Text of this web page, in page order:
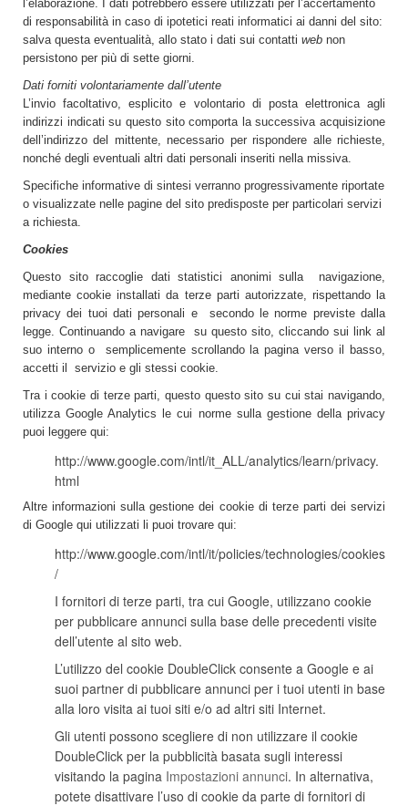
l’elaborazione. I dati potrebbero essere utilizzati per l’accertamento
di responsabilità in caso di ipotetici reati informatici ai danni del sito:
salva questa eventualità, allo stato i dati sui contatti web non
persistono per più di sette giorni.
Dati forniti volontariamente dall’utente
L’invio facoltativo, esplicito e volontario di posta elettronica agli
indirizzi indicati su questo sito comporta la successiva acquisizione
dell’indirizzo del mittente, necessario per rispondere alle richieste,
nonché degli eventuali altri dati personali inseriti nella missiva.
Specifiche informative di sintesi verranno progressivamente riportate
o visualizzate nelle pagine del sito predisposte per particolari servizi
a richiesta.
Cookies
Questo sito raccoglie dati statistici anonimi sulla navigazione,
mediante cookie installati da terze parti autorizzate, rispettando la
privacy dei tuoi dati personali e secondo le norme previste dalla
legge. Continuando a navigare su questo sito, cliccando sui link al
suo interno o semplicemente scrollando la pagina verso il basso,
accetti il servizio e gli stessi cookie.
Tra i cookie di terze parti, questo questo sito su cui stai navigando,
utilizza Google Analytics le cui norme sulla gestione della privacy
puoi leggere qui:
http://www.google.com/intl/it_ALL/analytics/learn/privacy.
html
Altre informazioni sulla gestione dei cookie di terze parti dei servizi
di Google qui utilizzati li puoi trovare qui:
http://www.google.com/intl/it/policies/technologies/cookies
/
I fornitori di terze parti, tra cui Google, utilizzano cookie
per pubblicare annunci sulla base delle precedenti visite
dell’utente al sito web.
L’utilizzo del cookie DoubleClick consente a Google e ai
suoi partner di pubblicare annunci per i tuoi utenti in base
alla loro visita ai tuoi siti e/o ad altri siti Internet.
Gli utenti possono scegliere di non utilizzare il cookie
DoubleClick per la pubblicità basata sugli interessi
visitando la pagina Impostazioni annunci. In alternativa,
potete disattivare l’uso di cookie da parte di fornitori di